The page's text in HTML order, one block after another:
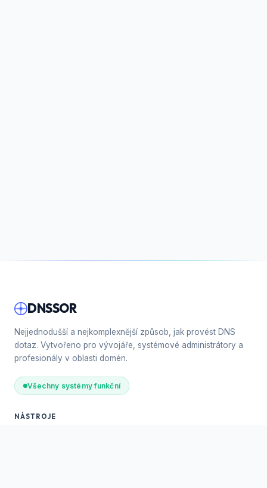
DNSSOR
Nejjednodušší a nejkomplexnější způsob, jak provést DNS
dotaz. Vytvořeno pro vývojáře, systémové administrátory a
profesionály v oblasti domén.
Všechny systémy funkční
NÁSTROJE